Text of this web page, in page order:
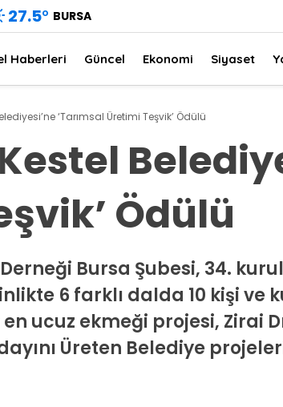
27.5° BURSA
Haberleri Güncel Ekonomi Siyaset
‘Tarımsal Üretimi Teşvik’ Ödülü
Ödülü
Bursa Şubesi, 34.
6 farklı dalda 10 kişi ve
ucuz ekmeği projesi, Zirai
Üreten Belediye